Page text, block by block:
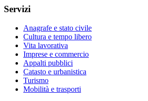
Servizi
Anagrafe e stato civile
Cultura e tempo libero
Vita lavorativa
Imprese e commercio
Appalti pubblici
Catasto e urbanistica
Turismo
Mobilità e trasporti